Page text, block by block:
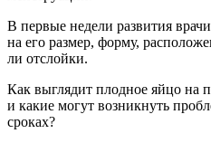
В первые недели развития
на его размер, форму,
ли отслойки.
Как выглядит плодное яйцо на
и какие могут возникнуть
сроках?